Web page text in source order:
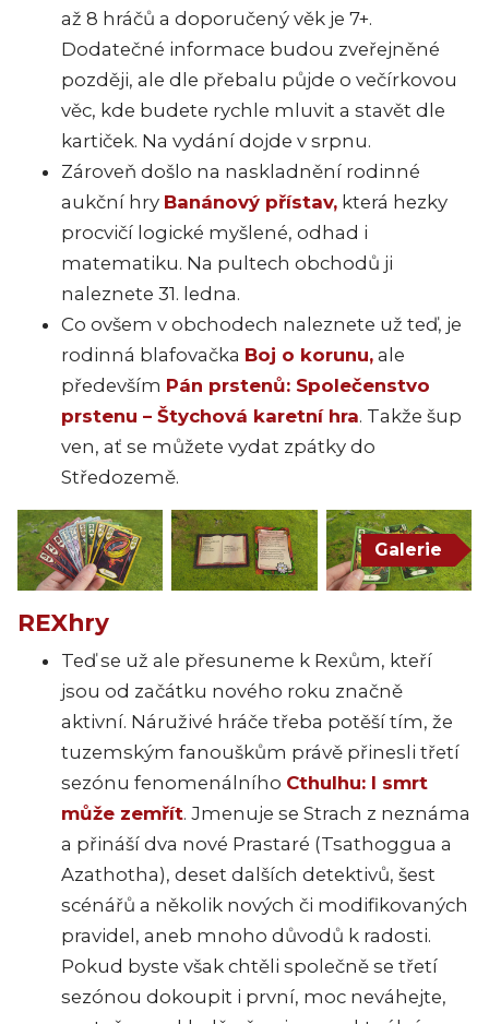
až 8 hráčů a doporučený věk je 7+.
Dodatečné informace budou zveřejněné
později, ale dle přebalu půjde o večírkovou
věc, kde budete rychle mluvit a stavět dle
kartiček. Na vydání dojde v srpnu.
Zároveň došlo na naskladnění rodinné
aukční hry Banánový přístav, která hezky
procvičí logické myšlené, odhad i
matematiku. Na pultech obchodů ji
naleznete 31. ledna.
Co ovšem v obchodech naleznete už teď, je
rodinná blafovačka Boj o korunu, ale
především Pán prstenů: Společenstvo
prstenu – Štychová karetní hra. Takže šup
ven, ať se můžete vydat zpátky do
Středozemě.
Galerie
REXhry
Teď se už ale přesuneme k Rexům, kteří
jsou od začátku nového roku značně
aktivní. Náruživé hráče třeba potěší tím, že
tuzemským fanouškům právě přinesli třetí
sezónu fenomenálního Cthulhu: I smrt
může zemřít. Jmenuje se Strach z neznáma
a přináší dva nové Prastaré (Tsathoggua a
Azathotha), deset dalších detektivů, šest
scénářů a několik nových či modifikovaných
pravidel, aneb mnoho důvodů k radosti.
Pokud byste však chtěli společně se třetí
sezónou dokoupit i první, moc neváhejte,